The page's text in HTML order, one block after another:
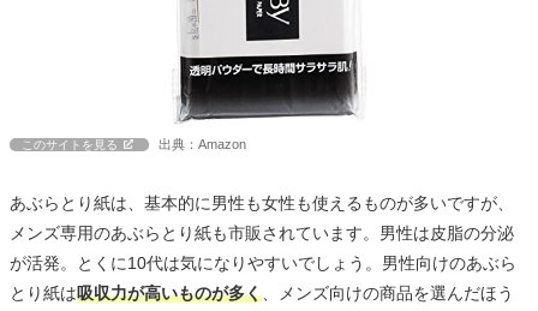
このサイトを見る 出典：Amazon
あぶらとり紙は、基本的に男性も女性も使えるものが多いですが、
メンズ専用のあぶらとり紙も市販されています。男性は皮脂の分泌
が活発。とくに10代は気になりやすいでしょう。男性向けのあぶら
とり紙は吸収力が高いものが多く、メンズ向けの商品を選んだほう